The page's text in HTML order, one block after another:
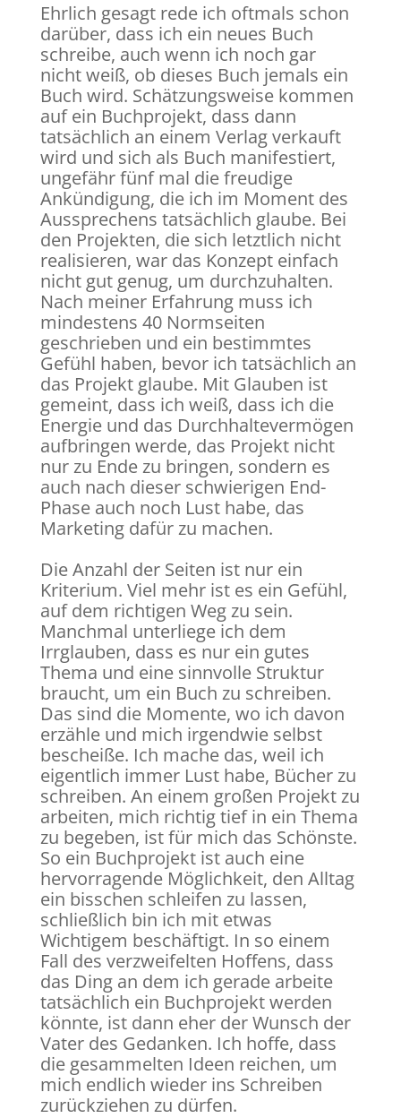
Ehrlich gesagt rede ich oftmals schon
darüber, dass ich ein neues Buch
schreibe, auch wenn ich noch gar
nicht weiß, ob dieses Buch jemals ein
Buch wird. Schätzungsweise kommen
auf ein Buchprojekt, dass dann
tatsächlich an einem Verlag verkauft
wird und sich als Buch manifestiert,
ungefähr fünf mal die freudige
Ankündigung, die ich im Moment des
Aussprechens tatsächlich glaube. Bei
den Projekten, die sich letztlich nicht
realisieren, war das Konzept einfach
nicht gut genug, um durchzuhalten.
Nach meiner Erfahrung muss ich
mindestens 40 Normseiten
geschrieben und ein bestimmtes
Gefühl haben, bevor ich tatsächlich an
das Projekt glaube. Mit Glauben ist
gemeint, dass ich weiß, dass ich die
Energie und das Durchhaltevermögen
aufbringen werde, das Projekt nicht
nur zu Ende zu bringen, sondern es
auch nach dieser schwierigen End-
Phase auch noch Lust habe, das
Marketing dafür zu machen.
Die Anzahl der Seiten ist nur ein
Kriterium. Viel mehr ist es ein Gefühl,
auf dem richtigen Weg zu sein.
Manchmal unterliege ich dem
Irrglauben, dass es nur ein gutes
Thema und eine sinnvolle Struktur
braucht, um ein Buch zu schreiben.
Das sind die Momente, wo ich davon
erzähle und mich irgendwie selbst
bescheiße. Ich mache das, weil ich
eigentlich immer Lust habe, Bücher zu
schreiben. An einem großen Projekt zu
arbeiten, mich richtig tief in ein Thema
zu begeben, ist für mich das Schönste.
So ein Buchprojekt ist auch eine
hervorragende Möglichkeit, den Alltag
ein bisschen schleifen zu lassen,
schließlich bin ich mit etwas
Wichtigem beschäftigt. In so einem
Fall des verzweifelten Hoffens, dass
das Ding an dem ich gerade arbeite
tatsächlich ein Buchprojekt werden
könnte, ist dann eher der Wunsch der
Vater des Gedanken. Ich hoffe, dass
die gesammelten Ideen reichen, um
mich endlich wieder ins Schreiben
zurückziehen zu dürfen.